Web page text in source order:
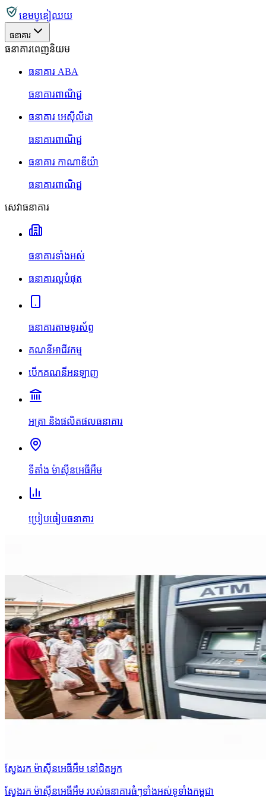
ខេមបូឌៀឈយ
ធនាគារ
ធនាគារពេញនិយម
ធនាគារ ABA
ធនាគារពាណិជ្ជ
ធនាគារ អេស៊ីលីដា
ធនាគារពាណិជ្ជ
ធនាគារ កាណាឌីយ៉ា
ធនាគារពាណិជ្ជ
សេវាធនាគារ
ធនាគារទាំងអស់
ធនាគារល្អបំផុត
ធនាគារតាមទូរស័ព្ទ
គណនីអាជីវកម្ម
បើកគណនីអនឡាញ
អត្រា និងផលិតផលធនាគារ
ទីតាំង ម៉ាស៊ីនអេធីអឹម
ប្រៀបធៀបធនាគារ
ស្វែងរក ម៉ាស៊ីនអេធីអឹម នៅជិតអ្នក
ស្វែងរក ម៉ាស៊ីនអេធីអឹម របស់ធនាគារធំៗទាំងអស់ទូទាំងកម្ពុជា